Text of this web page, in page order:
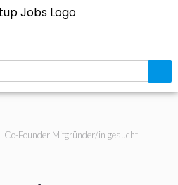
Co-Founder Mitgründer/in gesucht